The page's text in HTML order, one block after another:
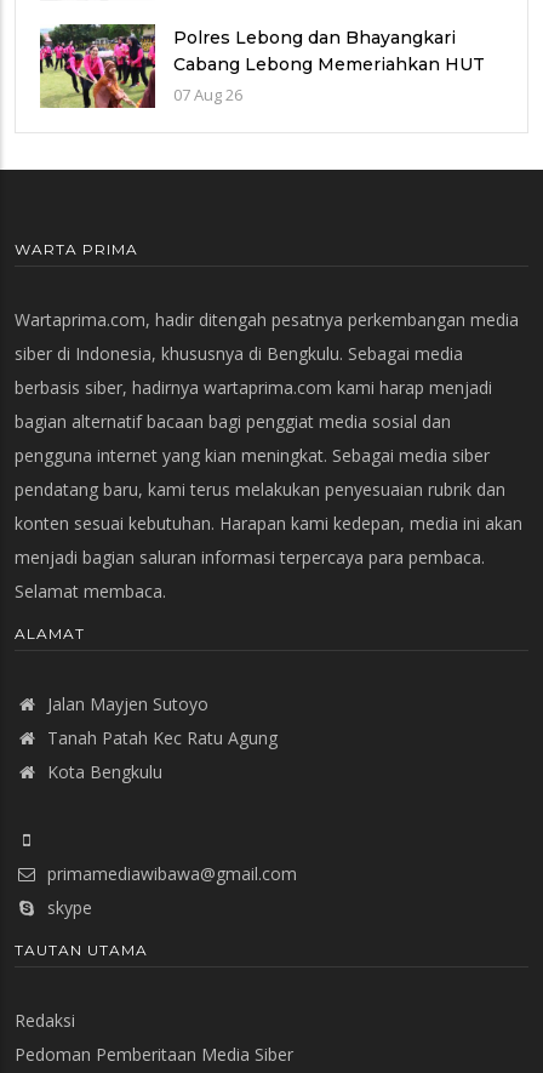
Polres Lebong dan Bhayangkari
Cabang Lebong Memeriahkan HUT
RI Ke-81 Bersama Anak Panti Asuhan
07 Aug 26
WARTA PRIMA
Wartaprima.com, hadir ditengah pesatnya perkembangan media
siber di Indonesia, khususnya di Bengkulu. Sebagai media
berbasis siber, hadirnya wartaprima.com kami harap menjadi
bagian alternatif bacaan bagi penggiat media sosial dan
pengguna internet yang kian meningkat. Sebagai media siber
pendatang baru, kami terus melakukan penyesuaian rubrik dan
konten sesuai kebutuhan. Harapan kami kedepan, media ini akan
menjadi bagian saluran informasi terpercaya para pembaca.
Selamat membaca.
ALAMAT
Jalan Mayjen Sutoyo
Tanah Patah Kec Ratu Agung
Kota Bengkulu
primamediawibawa@gmail.com
skype
TAUTAN UTAMA
Redaksi
Pedoman Pemberitaan Media Siber